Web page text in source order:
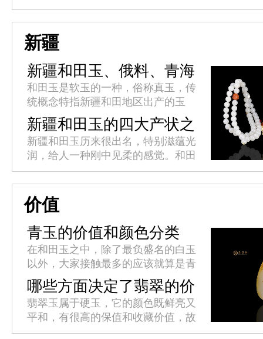
中国传统文化有着深刻的理解，有着
丰富的历史文化价值。白玉有着巨大
的投资空间和收藏价值，而白玉的...
新疆
新疆和田玉、俄料、青海
料、韩料的区别
和田玉是软玉的一种，俗称真玉，传
统概念特指新疆和田地区出产的玉
石，和田玉是国内高端具有领创品牌
的软玉，新国标泛指硬度在60至65
之间玉石的名称。新疆和田玉、俄
料...
新疆和田玉的四大产状之
分
新疆和田玉历来很出名，特别滋蕴光
润，给人一种刚中见柔的感觉。和田
古时候被称为“于阗”，中国藏语中意
为“产玉石的地方”，和田地处新疆的
最南端，南依昆仑山、北部则深...
价值
青玉的价值和颜色分类
在和田玉之中，除了最负盛名的白玉
以外，大家接触最多的应该就算是青
玉了。青玉的物质成分跟白玉相近，
其颜色成因也与白玉一样，只不过是
因为含有的微量元素铁的不同而呈
现...
哪些方面决定了翡翠的价
值？
翡翠玉属于硬玉，它的颜色既鲜亮又
平和，有很高的保值和收藏价值，故
而称为“玉中之王”。翡翠之美，美在